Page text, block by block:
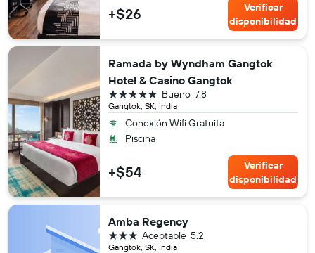
+$26
Verificar
disponibilidad
Ramada by Wyndham Gangtok
Hotel & Casino Gangtok
Gangtok, SK, India
7.8
Bueno
5 estrellas
Conexión Wifi Gratuita
Piscina
+$54
Verificar
disponibilidad
Amba Regency
Gangtok, SK, India
5.2
Aceptable
3 estrellas